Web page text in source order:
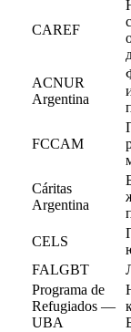
CAREF
ACNUR
Argentina
FCCAM
Cáritas
Argentina
CELS
FALGBT
Programa de
Refugiados —
UBA